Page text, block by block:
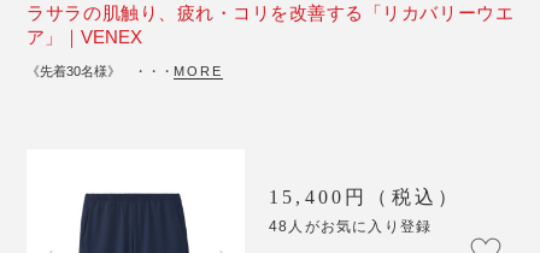
ラサラの肌触り、疲れ・コリを改善する「リカバリーウエ
ア」｜VENEX
《先着30名様》 ・・・ MORE
15,400円（税込）
48人がお気に入り登録